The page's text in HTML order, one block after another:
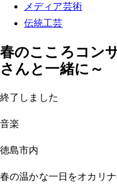
メディア芸術
伝統工芸
春のこころコン
さんと一緒に～
終了しました
音楽
徳島市内
春の温かな一日をオカリ